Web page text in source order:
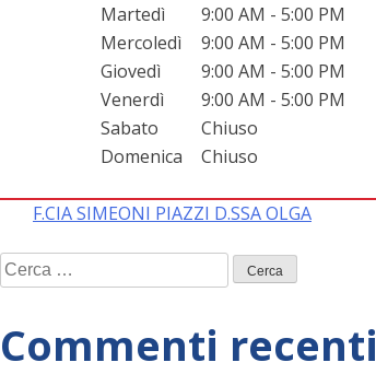
Martedì
9:00 AM - 5:00 PM
Mercoledì
9:00 AM - 5:00 PM
Giovedì
9:00 AM - 5:00 PM
Venerdì
9:00 AM - 5:00 PM
Sabato
Chiuso
Domenica
Chiuso
Navigazione
articoli
F.CIA SIMEONI PIAZZI D.SSA OLGA
Ricerca
per:
Commenti recenti